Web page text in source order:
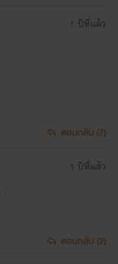
1 ปีที่แล้ว
ตอบกลับ (7)
1 ปีที่แล้ว
ตอบกลับ (2)